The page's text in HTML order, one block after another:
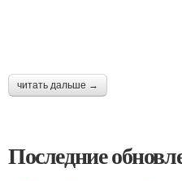
читать дальше →
Последние